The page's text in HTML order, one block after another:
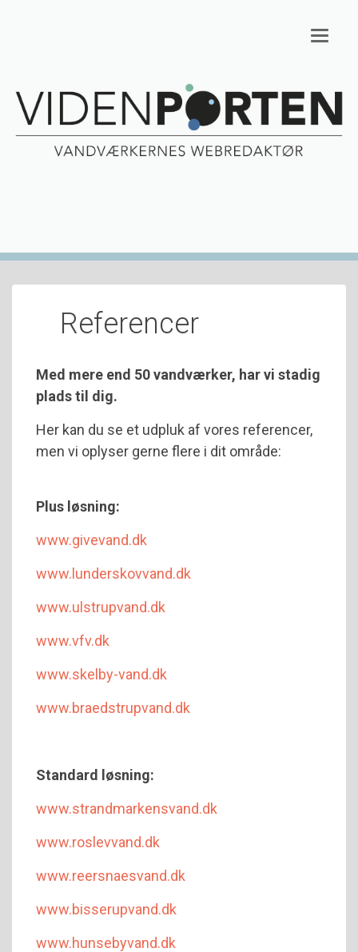
Referencer
Med mere end 50 vandværker, har vi stadig
plads til dig.
Her kan du se et udpluk af vores referencer,
men vi oplyser gerne flere i dit område:
Plus løsning:
www.givevand.dk
www.lunderskovvand.dk
www.ulstrupvand.dk
www.vfv.dk
www.skelby-vand.dk
www.braedstrupvand.dk
Standard løsning:
www.strandmarkensvand.dk
www.roslevvand.dk
www.reersnaesvand.dk
www.bisserupvand.dk
www.hunsebyvand.dk